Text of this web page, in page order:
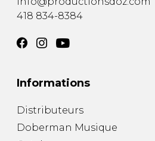
418 834-8384
Informations
Distributeurs
Doberman Musique